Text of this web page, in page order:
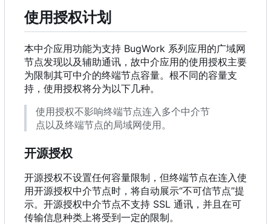
使用授权计划
本中介应用功能为支持 BugWork 系列应用的广域网
节点发现以及辅助通讯，故中介应用的使用授权主要
为限制其可中介的终端节点容量。根不同的容量支
持，使用授权将分为以下几种。
使用授权不影响终端节点连入多个中介节
点以及终端节点的局域网使用。
开源授权
开源授权不设置任何容量限制，但终端节点在连入使
用开源授权中介节点时，将自动展示“不可信节点”提
示。开源授权中介节点不支持 SSL 通讯，并且在可
传输信息种类上将受到一定的限制。